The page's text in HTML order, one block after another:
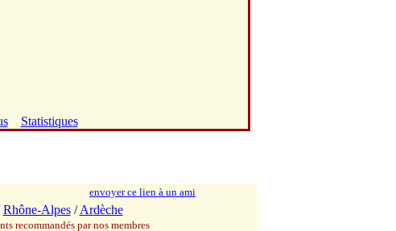
Statistiques
envoyer ce lien à un ami
Rhône-Alpes/Ardèche
recommandés par nos membres